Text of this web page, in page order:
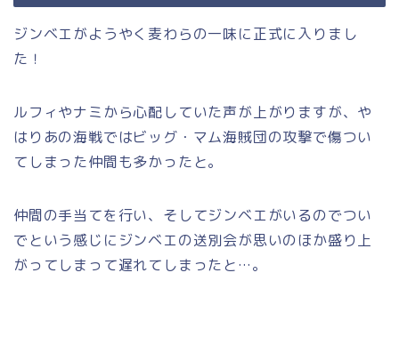
ジンベエがようやく麦わらの一味に正式に入りまし
た！
ルフィやナミから心配していた声が上がりますが、や
はりあの海戦ではビッグ・マム海賊団の攻撃で傷つい
てしまった仲間も多かったと。
仲間の手当てを行い、そしてジンベエがいるのでつい
でという感じにジンベエの送別会が思いのほか盛り上
がってしまって遅れてしまったと…。